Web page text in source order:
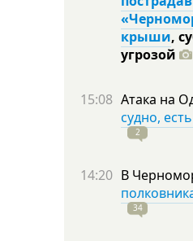
крыши,
угрозой
15:08 Атака на
судно,
2
14:20 В
34